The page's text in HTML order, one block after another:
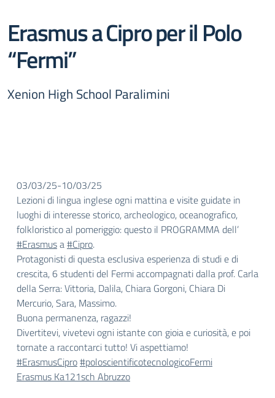
Erasmus a Cipro per il Polo
“Fermi”
Xenion High School Paralimini
03/03/25-10/03/25
Lezioni di lingua inglese ogni mattina e visite guidate in
luoghi di interesse storico, archeologico, oceanografico,
folkloristico al pomeriggio: questo il PROGRAMMA dell’
#Erasmusa#Cipro.
Protagonisti di questa esclusiva esperienza di studi e di
crescita, 6 studenti del Fermi accompagnati dalla prof. Carla
della Serra: Vittoria, Dalila, Chiara Gorgoni, Chiara Di
Mercurio, Sara, Massimo.
Buona permanenza, ragazzi!
Divertitevi, vivetevi ogni istante con gioia e curiosità, e poi
tornate a raccontarci tutto! Vi aspettiamo!
#ErasmusCipro#poloscientificotecnologicoFermi
Erasmus Ka121sch Abruzzo